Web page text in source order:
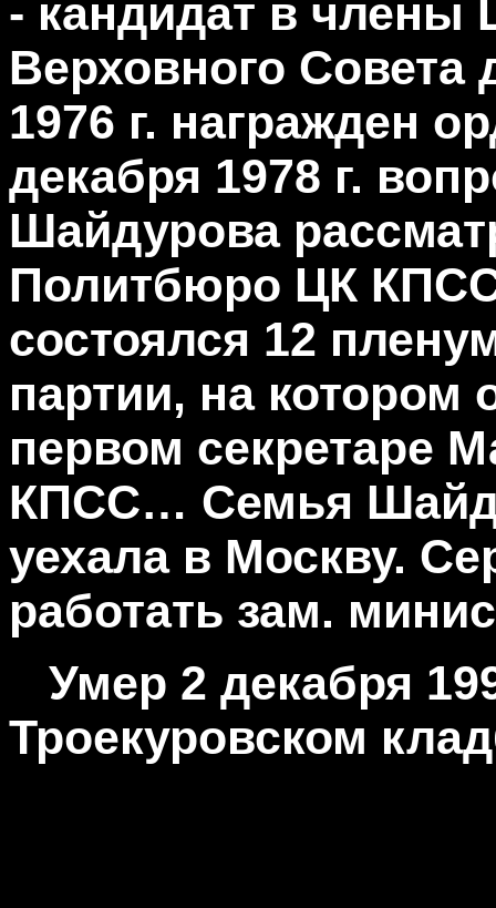
- кандидат в члены
Верховного
1976 г. награжден
декабря 1978 г.
Шайдурова
Политбюро ЦК
состоялся 12
партии, на котором
первом секретаре
КПСС… Семья
уехала в Москву.
работать зам.
Умер 2 декабря
Троекуровском